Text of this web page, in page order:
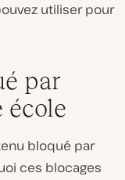
utiliser pour
par
école
bloqué par
ces blocages